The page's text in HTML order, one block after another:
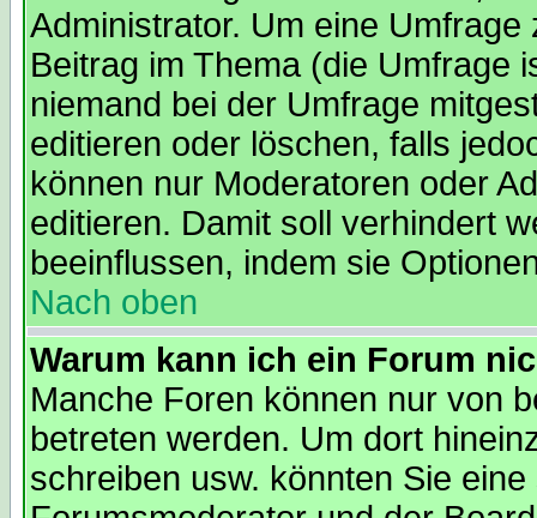
Administrator. Um eine
Beitrag im Thema (die Umfrage
niemand bei der Umfrage
editieren oder löschen, falls
können nur Moderatoren oder
editieren. Damit soll verhindert
beeinflussen, indem sie
Nach oben
Warum kann ich ein Forum
Manche Foren können nur von
betreten werden. Um dort
schreiben usw. könnten Sie